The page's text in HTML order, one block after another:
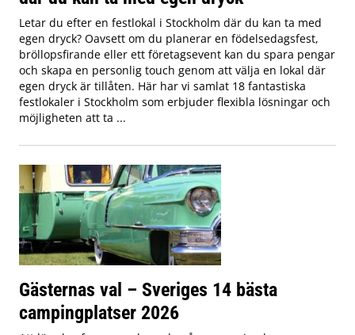
Letar du efter en festlokal i Stockholm där du kan ta med
egen dryck? Oavsett om du planerar en födelsedagsfest,
bröllopsfirande eller ett företagsevent kan du spara pengar
och skapa en personlig touch genom att välja en lokal där
egen dryck är tillåten. Här har vi samlat 18 fantastiska
festlokaler i Stockholm som erbjuder flexibla lösningar och
möjligheten att ta ...
Gästernas val – Sveriges 14 bästa
campingplatser 2026